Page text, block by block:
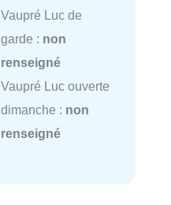
Vaupré Luc de
garde : non
renseigné
Vaupré Luc ouverte
dimanche : non
renseigné